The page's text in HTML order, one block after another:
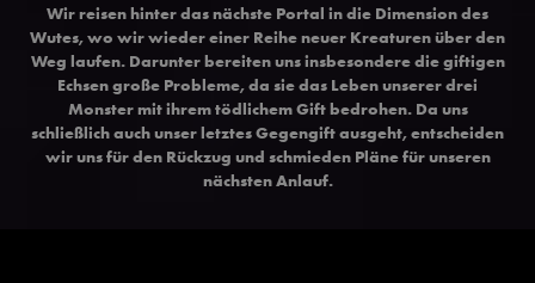
Wir reisen hinter das nächste Portal in die Dimension des
Wutes, wo wir wieder einer Reihe neuer Kreaturen über den
Weg laufen. Darunter bereiten uns insbesondere die giftigen
Echsen große Probleme, da sie das Leben unserer drei
Monster mit ihrem tödlichem Gift bedrohen. Da uns
schließlich auch unser letztes Gegengift ausgeht, entscheiden
wir uns für den Rückzug und schmieden Pläne für unseren
nächsten Anlauf.